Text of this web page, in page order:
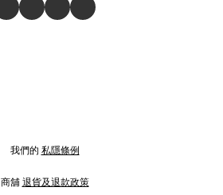
我們的 私隱條例
商舖 退貨及退款政策